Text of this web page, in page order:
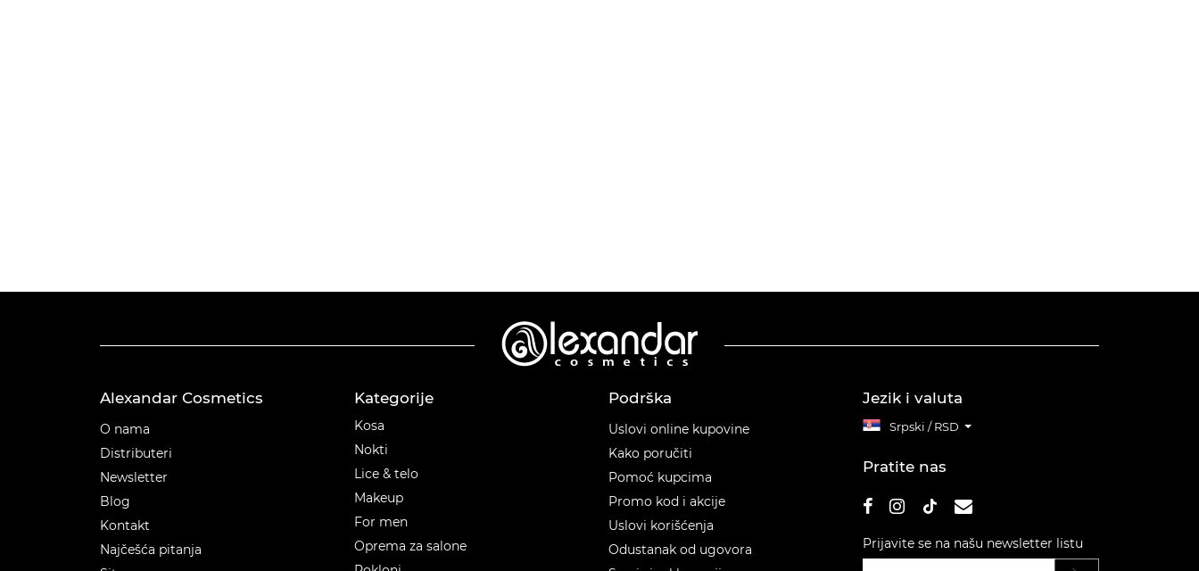
Alexandar Cosmetics
O nama
Distributeri
Newsletter
Blog
Kontakt
Najčešća pitanja
Kategorije
Kosa
Nokti
Lice & telo
Makeup
For men
Oprema za salone
Podrška
Uslovi online kupovine
Kako poručiti
Pomoć kupcima
Promo kod i akcije
Uslovi korišćenja
Odustanak od ugovora
Jezik i valuta
Srpski / RSD
Pratite nas
Prijavite se na našu newsletter listu